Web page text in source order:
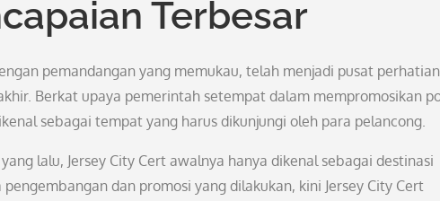
Terbesar
pemandangan yang memukau, telah menjadi pusat perhatian
Berkat upaya pemerintah setempat dalam mempromosikan
sebagai tempat yang harus dikunjungi oleh para pelancong.
lalu, Jersey City Cert awalnya hanya dikenal sebagai destinasi
dan promosi yang dilakukan, kini Jersey City Cert